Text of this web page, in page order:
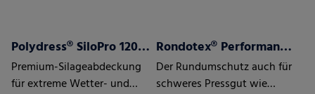
Polydress® SiloPro 120 µm
Premium-Silageabdeckung
für extreme Wetter- und
Rondotex® Performance+ Rundballenfolie
Der Rundumschutz auch für
schweres Pressgut wie